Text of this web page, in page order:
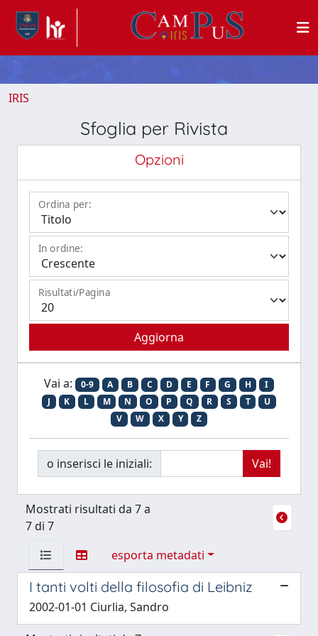
IRIS
Sfoglia per Rivista
Opzioni
Ordina per:
In ordine:
Risultati/Pagina
Vai a: 0-9 A B C D E F G H
I
J
K L M N O P Q R S T
U
V
W X Y Z
o inserisci le iniziali:
Mostrati risultati da 7 a
7 di 7
esporta metadati
I tanti volti della filosofia di Leibniz
2002-01-01 Ciurlia, Sandro